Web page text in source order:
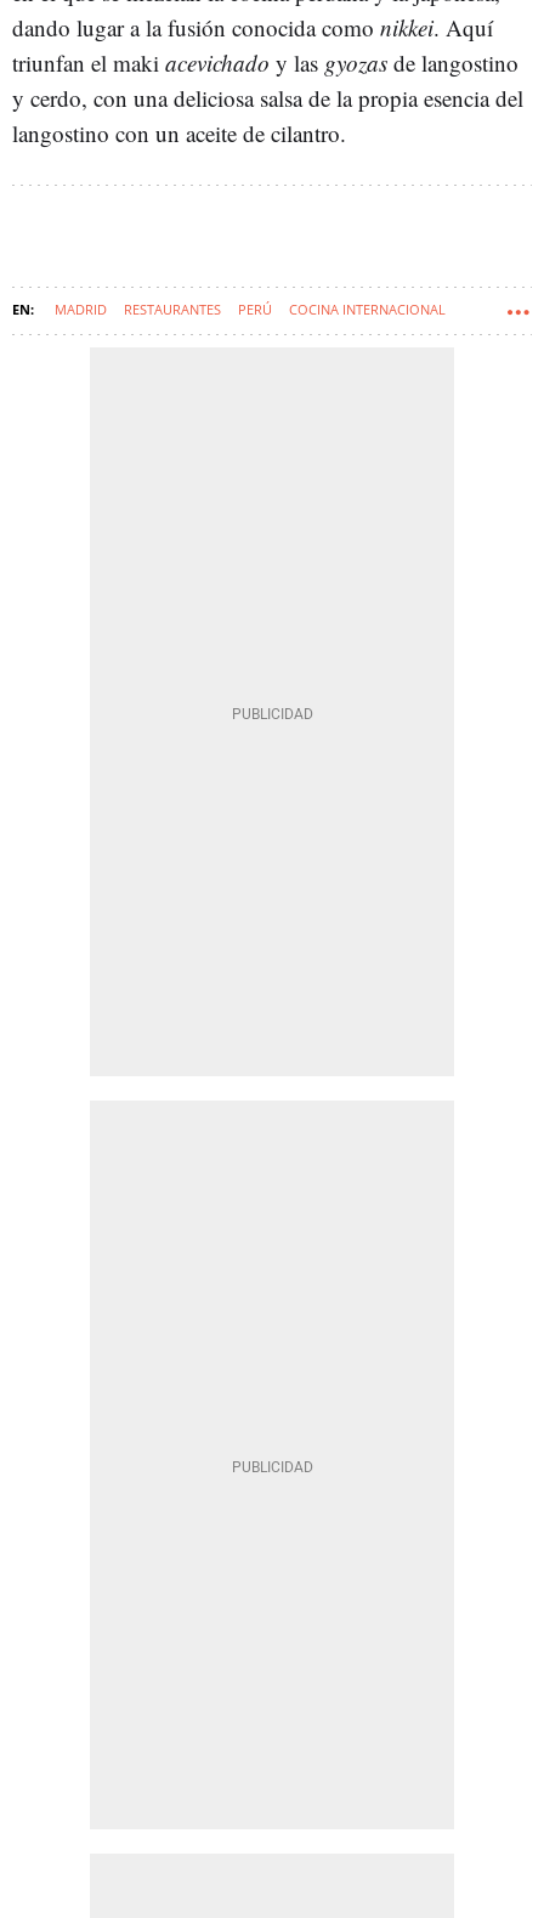
dando lugar a la fusión conocida como nikkei. Aquí
triunfan el maki acevichado y las gyozas de langostino
y cerdo, con una deliciosa salsa de la propia esencia del
langostino con un aceite de cilantro.
MADRID RESTAURANTES PERÚ COCINA INTERNACIONAL